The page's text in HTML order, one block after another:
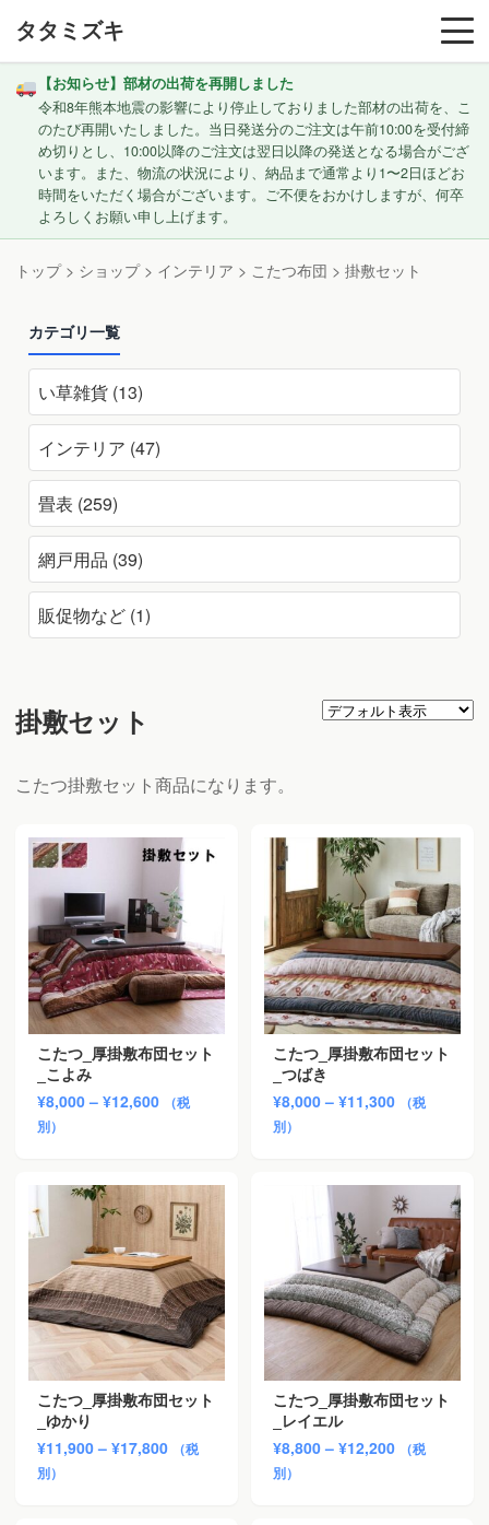
【お知らせ】部材の出荷を再開しました
令和8年熊本地震の影響により停止しておりました部材の出荷を、こ
のたび再開いたしました。当日発送分のご注文は午前10:00を受付締
め切りとし、10:00以降のご注文は翌日以降の発送となる場合がござ
います。また、物流の状況により、納品まで通常より1〜2日ほどお
時間をいただく場合がございます。ご不便をおかけしますが、何卒
よろしくお願い申し上げます。
タタミズキ
トップ> ショップ> インテリア > こたつ布団 > 掛敷セット
カテゴリ一覧
い草雑貨 (13)
インテリア (47)
畳表 (259)
網戸用品 (39)
販促物など (1)
掛敷セット
こたつ掛敷セット商品になります。
こたつ_厚掛敷布団セット
_こよみ
¥8,000 –¥12,600価
–
¥12,600
（税
別）
こたつ_厚掛敷布団セット
_つばき
¥8,000 – ¥11,300価
–
¥11,300
（税
別）
こたつ_厚掛敷布団セット
_ゆかり
¥11,900 –¥17,800価（税
別）
こたつ_厚掛敷布団セット
_レイエル
¥8,800 – ¥12,200価（税
別）